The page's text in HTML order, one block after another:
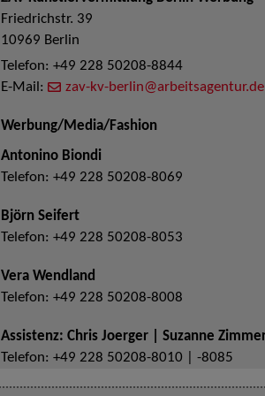
Friedrichstr. 39
10969 Berlin
Telefon: +49 228 50208-8844
E-Mail:
zav-kv-berlin@arbeitsagentur.de
Werbung/Media/Fashion
Antonino Biondi
Telefon: +49 228 50208-8069
Björn Seifert
Telefon: +49 228 50208-8053
Vera Wendland
Telefon: +49 228 50208-8008
Assistenz: Chris Joerger | Suzanne
Telefon: +49 228 50208-8010 | -8085